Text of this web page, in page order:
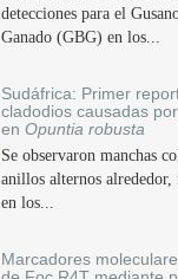
detecciones para el
Ganado (GBG) en los...
Sudáfrica: Primer
cladodios causadas por
en Opuntia robusta
Se observaron manchas
anillos alternos alrededor,
en los...
Marcadores